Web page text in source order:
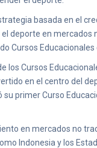
basada en el
deporte en
Cursos Educacionales
los Cursos
en el centro del
su primer Curso
en mercados no
Indonesia y los